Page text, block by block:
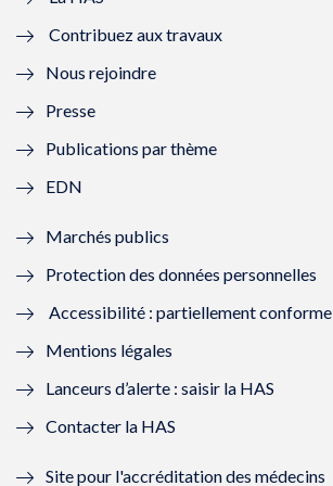
l
l
f
n
ê
t
r
e
)
e
e
n
ê
r
ê
t
e
ê
Contribuez aux travaux
Nous rejoindre
Presse
Publications par thème
EDN
Marchés publics
Protection des données personnelles
Accessibilité : partiellement conforme
Mentions légales
Lanceurs d’alerte : saisir la HAS
Contacter la HAS
Site pour l'accréditation des médecins